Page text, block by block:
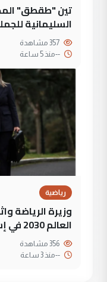
تين "طقطق"
السليمانية
--منذ 5 ساعة
رياضية
وزيرة الرياضة
العالم 2030 في إسبانيا
--منذ 3 ساعة